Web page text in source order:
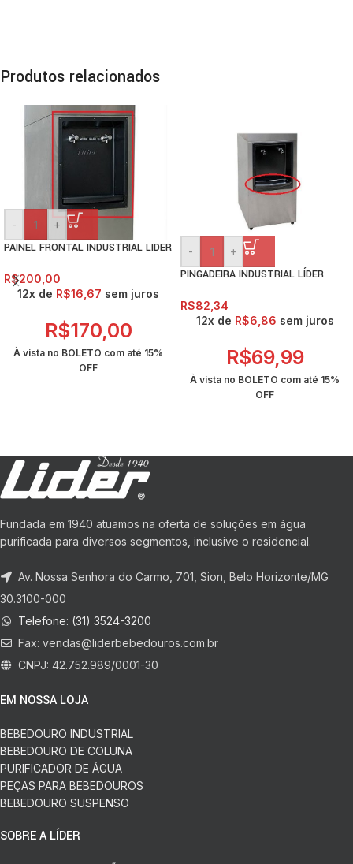
Produtos relacionados
- +
PAINEL FRONTAL INDUSTRIAL LIDER
R$200,00
12x de R$16,67 sem juros
R$170,00
À vista no BOLETO com até 15%
OFF
- +
PINGADEIRA INDUSTRIAL LÍDER
R$82,34
12x de R$6,86 sem juros
R$69,99
À vista no BOLETO com até 15%
OFF
Fundada em 1940 atuamos na oferta de soluções em água
purificada para diversos segmentos, inclusive o residencial.
Av. Nossa Senhora do Carmo, 701, Sion, Belo Horizonte/MG
30.3100-000
Telefone: (31) 3524-3200
Fax: vendas@liderbebedouros.com.br
CNPJ: 42.752.989/0001-30
EM NOSSA LOJA
BEBEDOURO INDUSTRIAL
BEBEDOURO DE COLUNA
PURIFICADOR DE ÁGUA
PEÇAS PARA BEBEDOUROS
BEBEDOURO SUSPENSO
SOBRE A LÍDER